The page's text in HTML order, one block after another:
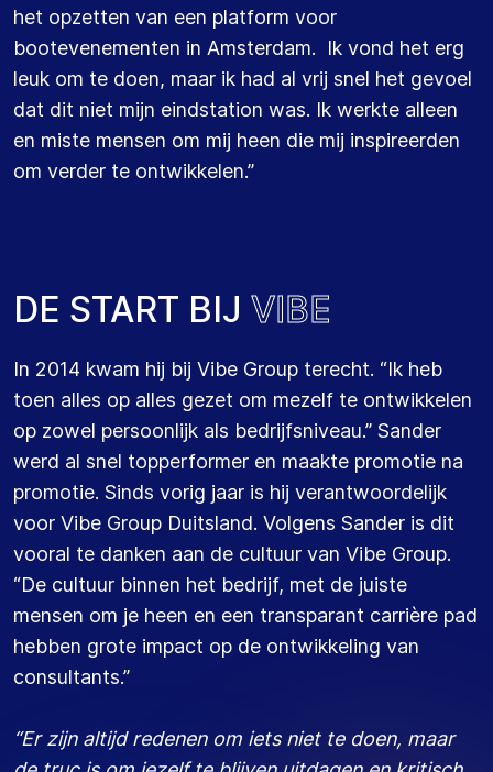
het opzetten van een platform voor
bootevenementen in Amsterdam. Ik vond het erg
leuk om te doen, maar ik had al vrij snel het gevoel
dat dit niet mijn eindstation was. Ik werkte alleen
en miste mensen om mij heen die mij inspireerden
om verder te ontwikkelen.”
DE START BIJ VIBE
In 2014 kwam hij bij Vibe Group terecht. “Ik heb
toen alles op alles gezet om mezelf te ontwikkelen
op zowel persoonlijk als bedrijfsniveau.” Sander
werd al snel topperformer en maakte promotie na
promotie. Sinds vorig jaar is hij verantwoordelijk
voor Vibe Group Duitsland. Volgens Sander is dit
vooral te danken aan de cultuur van Vibe Group.
“De cultuur binnen het bedrijf, met de juiste
mensen om je heen en een transparant carrière pad
hebben grote impact op de ontwikkeling van
consultants.”
“Er zijn altijd redenen om iets niet te doen, maar